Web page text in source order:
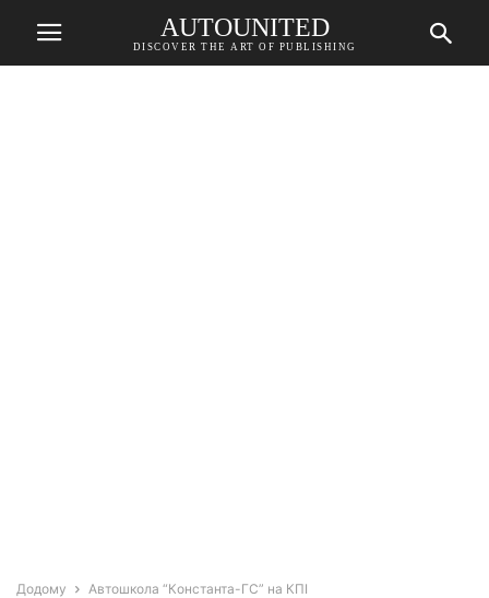
AUTOUNITED
DISCOVER THE ART OF PUBLISHING
Додому Автошкола “Константа-ГС” на КПІ